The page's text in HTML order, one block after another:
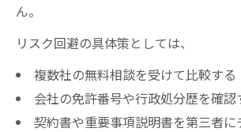
不動産投資で大阪物件を比較
大阪の投資用マンション会社
比較
ん。
リスク回避の具体策としては、
複数社の無料相談を受けて比較する
会社の免許番号や行政処分歴を確認
契約書や重要事項説明書を第三者に